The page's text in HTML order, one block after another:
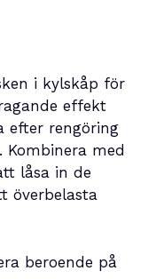
i kylskåp för
effekt
efter rengöring
Kombinera med
låsa in de
överbelasta
beroende på